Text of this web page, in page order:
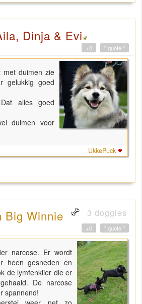
Dinja & Evi
" quote "
+0
met duimen zie
gelukkig goed
alles goed
duimen voor
UkkePuck
Big Winnie 3 doggies
" quote "
+0
narcose. Er wordt
heen gesneden en
de lymfenklier die er
De narcose
spannend!